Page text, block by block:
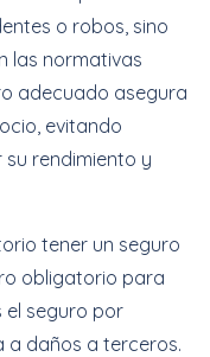
o robos, sino
las normativas
adecuado asegura
evitando
rendimiento y
tener un seguro
obligatorio para
el seguro por
a daños a terceros.